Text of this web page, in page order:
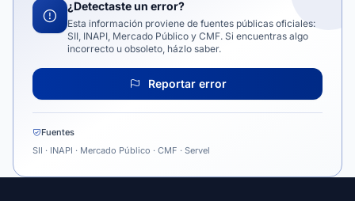
¿Detectaste un error?
Esta información proviene de fuentes públicas oficiales:
SII, INAPI, Mercado Público y CMF. Si encuentras algo
incorrecto u obsoleto, házlo saber.
Reportar error
Fuentes
SII · INAPI · Mercado Público · CMF · Servel